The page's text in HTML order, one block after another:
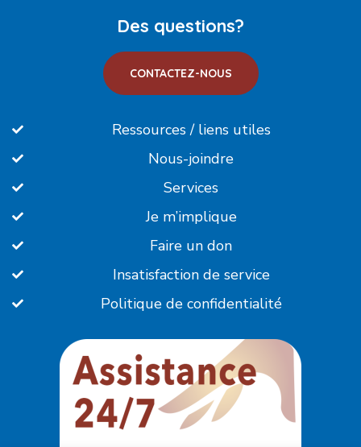
Des questions?
CONTACTEZ-NOUS
Ressources / liens utiles
Nous-joindre
Services
Je m’implique
Faire un don
Insatisfaction de service
Politique de confidentialité